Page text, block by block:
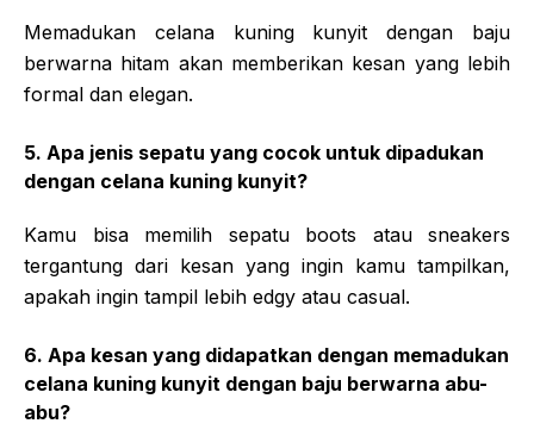
Memadukan celana kuning kunyit dengan baju
berwarna hitam akan memberikan kesan yang lebih
formal dan elegan.
5. Apa jenis sepatu yang cocok untuk dipadukan
dengan celana kuning kunyit?
Kamu bisa memilih sepatu boots atau sneakers
tergantung dari kesan yang ingin kamu tampilkan,
apakah ingin tampil lebih edgy atau casual.
6. Apa kesan yang didapatkan dengan memadukan
celana kuning kunyit dengan baju berwarna abu-
abu?